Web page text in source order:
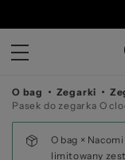
O bag Zegarki
Pasek do zegarka O
O bag ×
limitowany